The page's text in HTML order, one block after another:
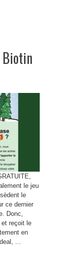
Biotin
le jeu
le
ce dernier
Donc,
et reçoit le
en
...